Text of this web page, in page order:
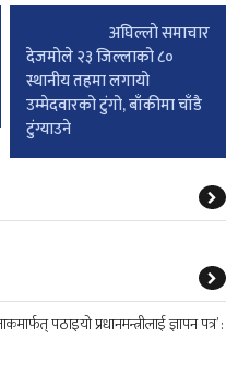
अघिल्लाे समाचार
देजमोले २३ जिल्लाको ८०
स्थानीय तहमा लगायो
उम्मेदवारको टुंगो, बाँकीमा चाँडै
टुंग्याउने